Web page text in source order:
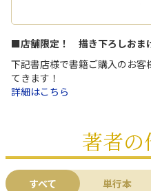
■店舗限定！ 描き下ろしおま
下記書店様で書籍ご購入のお
てきます！
詳細はこちら
著者
すべて 単行本